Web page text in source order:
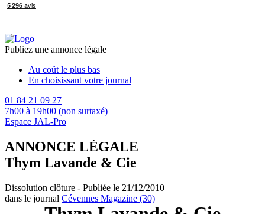
Publiez une annonce légale
Au coût le plus bas
En choisissant votre journal
01 84 21 09 27
7h00 à 19h00 (non surtaxé)
Espace JAL-Pro
ANNONCE LÉGALE
Thym Lavande & Cie
Dissolution clôture - Publiée le 21/12/2010
dans le journal Cévennes Magazine (30)